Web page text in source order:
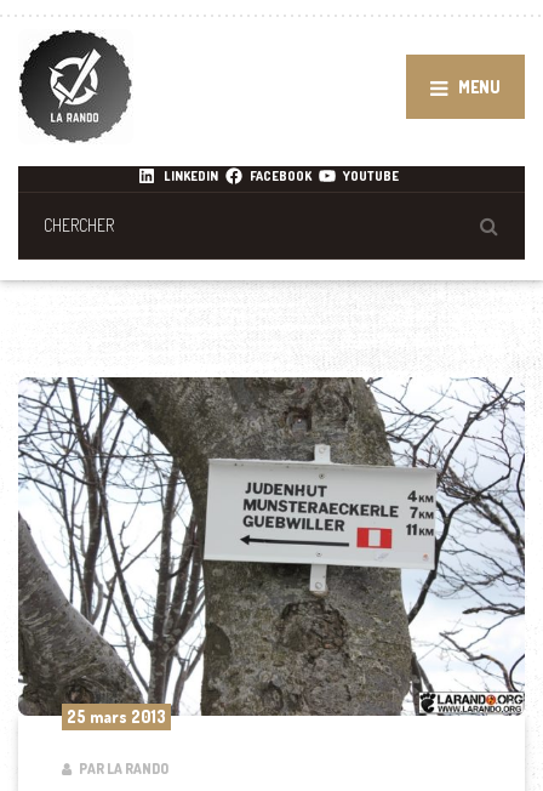
MENU
LINKEDIN FACEBOOK YOUTUBE
25 mars 2013
PAR LA RANDO